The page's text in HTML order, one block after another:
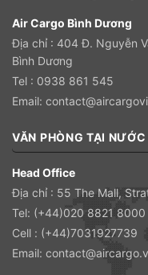
Air Cargo Bình Dương
Địa chỉ : 404 Đ. Nguyễn
Bình Dương
Tel : 0938 861 545
Email:
VĂN PHÒNG TẠI NƯỚC
Head Office
Địa chỉ : 55 The Mall,
Tel: (+44)020 8821 8000
Cell : (+44)7031927739
Email: